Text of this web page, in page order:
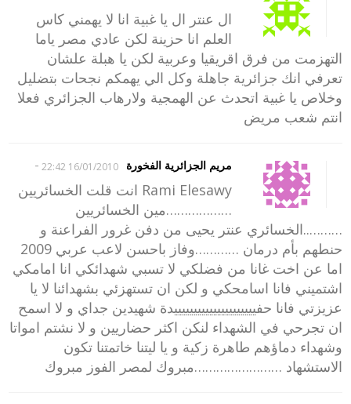
ال عنتر ال يا غبية انا لا يهمني كاس
العلم انا حزينة لكن عادي مصر ياما
التهزمت من فرق اقريقيا وعربية لكن يا هبلة علشان
تعرفي انك جزائرية جاهلة وكل الي يهمكم نجحات بتضليل
وخلاص يا غبية اتحدث عن الهمجية ولارهاب الجزائري فعلا
انتم شعب مريض
مريم الجزائرية الفخورة 16/01/2010 22:42
-
Rami Elesawy انت قلت الخسائريين
………………مين الخسائريين
………..الخسائري عنتر يحيى من دفن غرور الفراعنة و
حنطهم بأم درمان …………وفاز باحسن لاعب عربي 2009
اما عن اخت غانا من فضلكي لا تسبي شهدائكي انا امامكي
اشتميني فانا اسامحكي و لكن ان تستهزئي بشهدائنا لا يا
عزيزتي فانا حفيييييييييييييييييييييدة شهيدين جداي و لا اسمح
ان تجرحي في الشهداء لنكن اكثر حضاريين و لا نشتم امواتا
وشهداء دماؤهم طاهرة زكية و يا ليتنا خاتمتنا تكون
الاستشهاد ……………………مبروك لمصر الفوز مبروك